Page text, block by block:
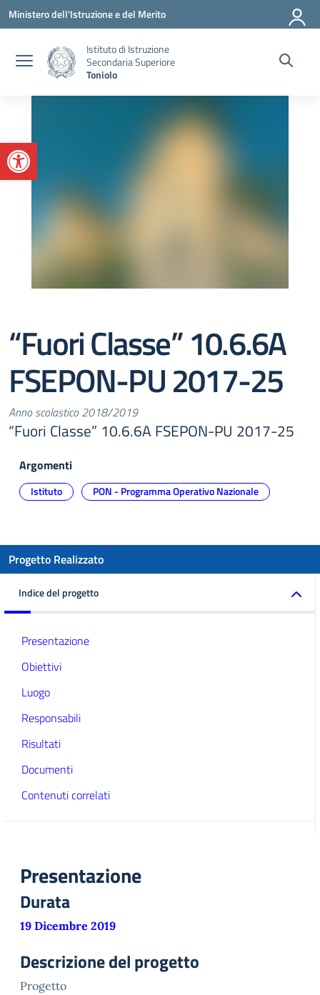
Apri la barra degli strumenti
Vai ai contenuti
Vai al menu di navigazione
Vai al footer
Ministero dell'Istruzione e del Merito
Istituto di Istruzione
Secondaria Superiore
Toniolo
“Fuori Classe” 10.6.6A
FSEPON-PU 2017-25
Anno scolastico 2018/2019
“Fuori Classe” 10.6.6A FSEPON-PU 2017-25
Argomenti
Istituto PON - Programma Operativo Nazionale
Progetto Realizzato
Indice del progetto
Presentazione
Obiettivi
Luogo
Responsabili
Risultati
Documenti
Contenuti correlati
Presentazione
Durata
19 Dicembre 2019
Descrizione del progetto
Progetto